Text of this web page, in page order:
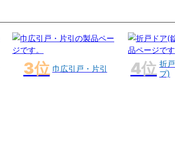
巾広引戸・片引
折
プ)